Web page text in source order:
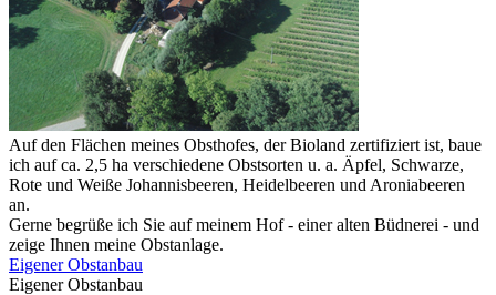
Auf den Flächen meines Obsthofes, der Bioland zertifiziert ist, baue
ich auf ca. 2,5 ha verschiedene Obstsorten u. a. Äpfel, Schwarze,
Rote und Weiße Johannisbeeren, Heidelbeeren und Aroniabeeren
an.
Gerne begrüße ich Sie auf meinem Hof - einer alten Büdnerei - und
zeige Ihnen meine Obstanlage.
Eigener Obstanbau
Eigener Obstanbau